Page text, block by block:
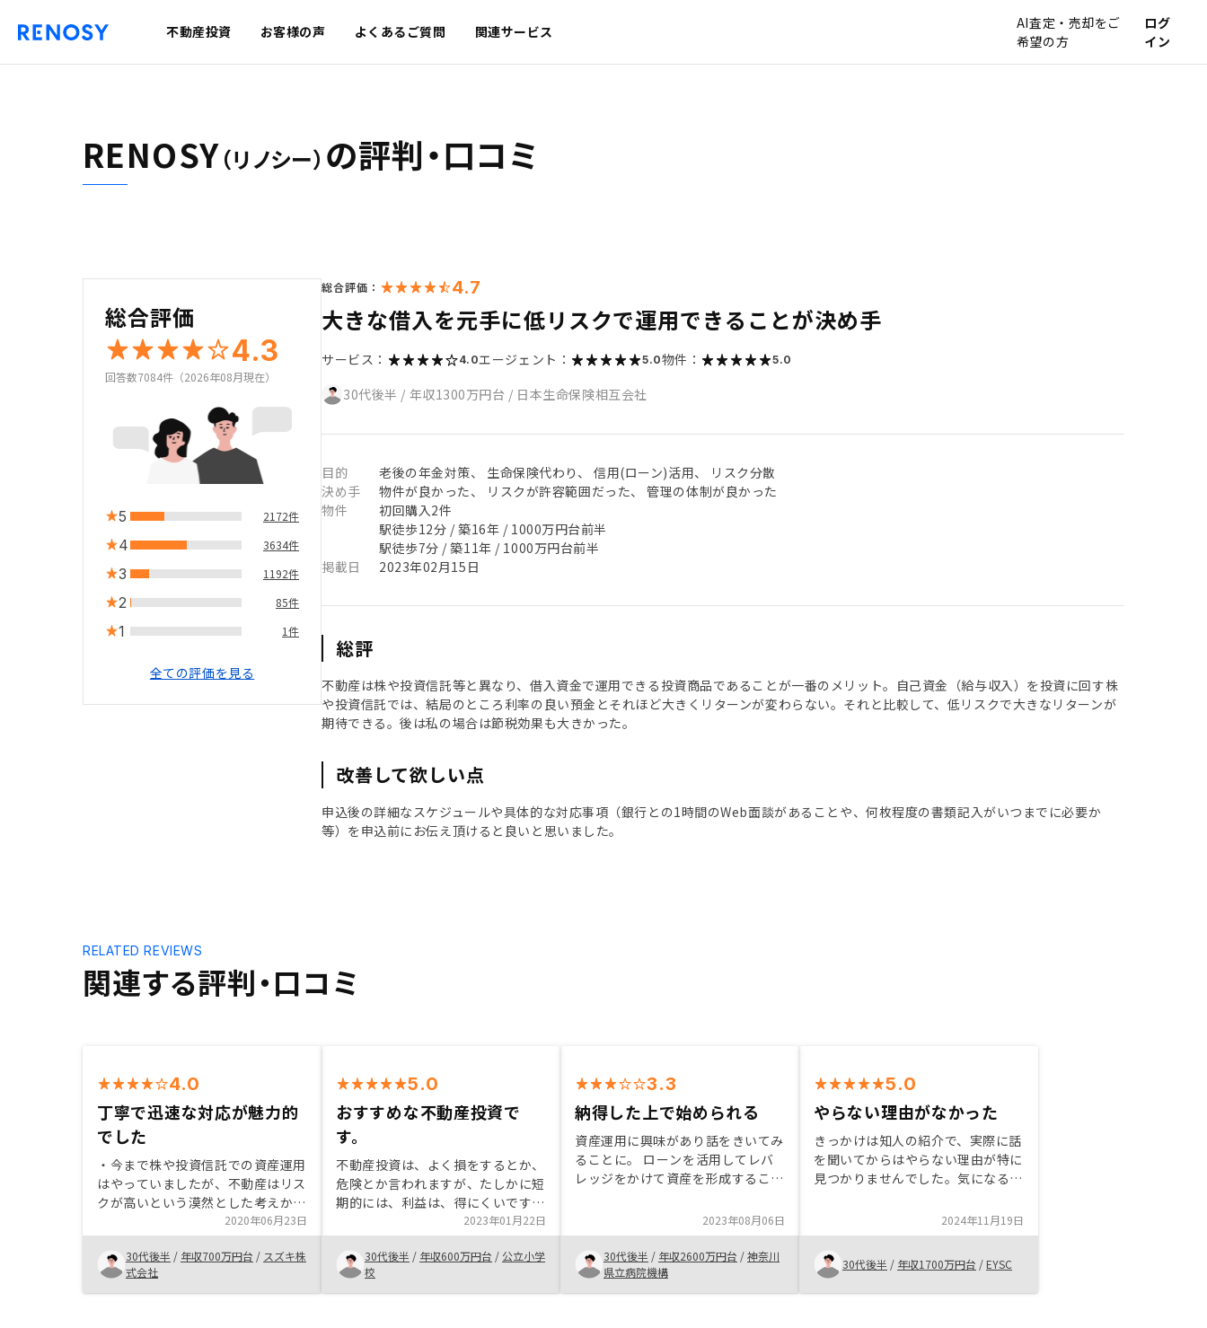
不動産投資 お客様の声 よくあるご質問 関連サービス
AI査定・売却をご
希望の方
ログ
イン
RENOSY（リノシー） の評判・口コミ
総合評価
4.3
回答数7084件（2026年08月現在）
5 2172件
4 3634件
3 1192件
2 85件
1 1件
全ての評価を見る
総合評価： 4.7
大きな借入を元手に低リスクで運用できることが決め手
サービス： 4.0エージェント： 5.0物件： 5.0
30代後半 / 年収1300万円台 / 日本生命保険相互会社
目的
老後の年金対策、 生命保険代わり、 信用(ローン)活用、 リスク分散
決め手
物件が良かった、 リスクが許容範囲だった、 管理の体制が良かった
物件
初回購入2件
駅徒歩12分 / 築16年 / 1000万円台前半
駅徒歩7分 / 築11年 / 1000万円台前半
掲載日
2023年02月15日
総評
不動産は株や投資信託等と異なり、借入資金で運用できる投資商品であることが一番のメリット。自己資金（給与収入）を投資に回す株
や投資信託では、結局のところ利率の良い預金とそれほど大きくリターンが変わらない。それと比較して、低リスクで大きなリターンが
期待できる。後は私の場合は節税効果も大きかった。
改善して欲しい点
申込後の詳細なスケジュールや具体的な対応事項（銀行との1時間のWeb面談があることや、何枚程度の書類記入がいつまでに必要か
等）を申込前にお伝え頂けると良いと思いました。
関連する評判・口コミ
RELATED REVIEWS
4.0
丁寧で迅速な対応が魅力的
でした
・今まで株や投資信託での資産運用
はやっていましたが、不動産はリス
クが高いという漠然とした考えから
投資を躊躇していました。しかし、
エージェントの方の詳しい説明を聞
くことで、RENOSYを通じた投資が
本業に支障を与えることなく、リス
クも許容範囲内である事がわかり、
2020年06月23日
30代後半 / 年収700万円台 / スズキ株
式会社
5.0
おすすめな不動産投資で
す。
不動産投資は、よく損をするとか、
危険とか言われますが、たしかに短
期的には、利益は、得にくいです。
しかし、長期的にみると、合理的な
投資だと思います。投資は、自己責
任であることは、間違いありませ
ん。自分で、デメリットも含めて担
当者に質問して納得してから始める
2023年01月22日
30代後半 / 年収600万円台 / 公立小学
校
3.3
納得した上で始められる
資産運用に興味があり話をきいてみ
ることに。 ローンを活用してレバ
レッジをかけて資産を形成すること
ことにしました。 こちらに足りて
ない知識を中心に説明していただけ
るので、安心感がある。
2023年08月06日
30代後半 / 年収2600万円台 /神奈川
県立病院機構
5.0
やらない理由がなかった
きっかけは知人の紹介で、実際に話
を聞いてからはやらない理由が特に
見つかりませんでした。気になる点
したが、ファクトデータなども提示
いただき非常に信頼のできるやり取
りをさせていただきました。
2024年11月19日
30代後半 / 年収1700万円台 /EYSC